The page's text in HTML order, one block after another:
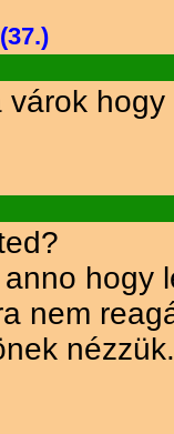
hogy
nem
nézzük.